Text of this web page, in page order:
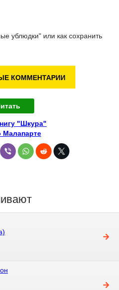
ублюдки" или как сохранить
КОММЕНТАРИИ
"Шкура"
Малапарте